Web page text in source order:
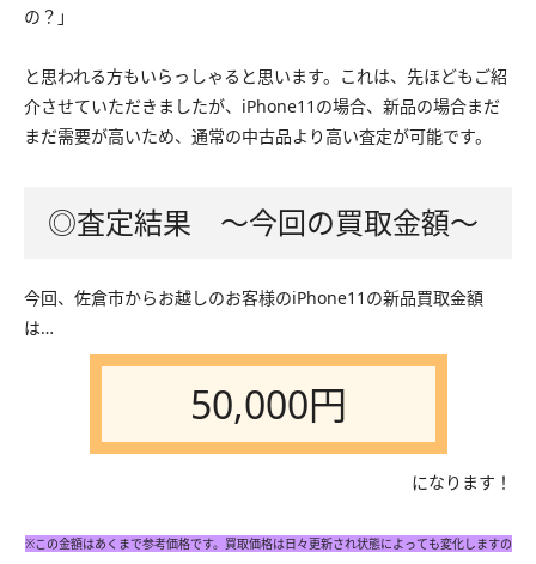
の？」
と思われる方もいらっしゃると思います。これは、先ほどもご紹
介させていただきましたが、iPhone11の場合、新品の場合まだ
まだ需要が高いため、通常の中古品より高い査定が可能です。
◎査定結果 〜今回の買取金額〜
今回、佐倉市からお越しのお客様のiPhone11の新品買取金額
は…
50,000円
になります！
※この金額はあくまで参考価格です。買取価格は日々更新され状態によっても変化しますの